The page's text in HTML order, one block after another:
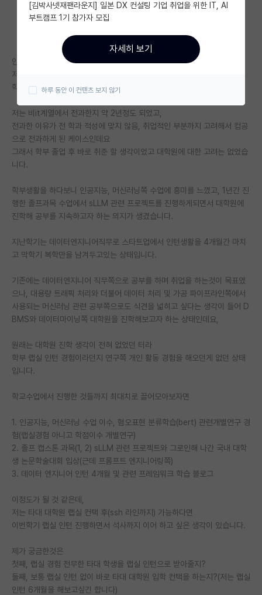
미국 유학 게시판
미국 대학원 합격 후기 게시판
대학원생 모집 게시판
연구실(PI) 홍보 게시판
석박사 채용 정보 게시판
임용 정보 게시판
취업 게시판
임용 후기 게시판
PI 전용 게시판
특수/전문대학원 게시판
반도체/AI 게시판
장학금/장학생 게시판
학술 정보 게시판
유학교육
이벤트
반도체 아카데미
재팬라운지 🌸
안녕하세요,
저는 현재 4-1 마치고 4-2 등록을 앞둔 컴퓨터공학과 학부생입니다.
학부는 건동홍중 하나이고 학점은 약 4.1정도입니다.
저는 비it계열에서 전과한지 약 2년정도 되었고,
전과한 이유가 전 학과 적성에 맞지 않음, 취업적인 부분까지 고려해서 컴공
으로 전과하게 된 케이스인데요
그래서 학부 졸업 후 바로 취준 할 생각이었고 대학원에 대한 고려는 없었습
니다.
학부생활을 하다보니 인공지능, 머신러닝쪽 수업에 흥미를 느꼈고, 1년간 진
행한 졸프과목 수업에서 sLLM 관련 프로젝트를 진행하게되면서 대학원에
진학해 공부를 지속하고자 하는 의지가 생겼습니다.
지난학기는 데이터엔지니어직무로 스타트업에서 인턴생활을 4개월간 마치
고 막학기 복학만을 남겨두고있는 상태입니다.
기존에는 데이터엔지니어 직무쪽으로 공부를 하며 취업을 하는것이 목표였
으나, 대용량 트래픽 처리와 더불어 데이터 처리 및 가공 파이프라인쪽에서
사용되는 머신러닝 관련 공부쪽으로도 식견을 넓히고 싶다는 생각이 들어 D
BMS와 데이터마이닝쪽 대학원을 진학해보고자 하는 상태인데요,
원래는 대학원 진학 생각이 전혀 없었던 터라
학부 랩실 인턴 경험이라던지 연구쪽 개인 활동 경험을 해오던게 없던 상태
입니다.
학교수업에서 진행한 것들까지 최대치로 끌어모아보자면
1. 인공지능, 머신러닝 수업 이수, 혐오표현 분류학습(bert) 관련개별연구 경
험(랩실경험 아니고 학점이수 개별연구)
2. 졸프 캡스톤 과목(1, 2) sLLM 관련 프로젝트와 그로인해 나간 국내 대학
생 논문학술대회 입상(근데 프롬프트 엔지니어링쪽)
3. 데이터 엔지니어 인턴 4개월 및 관련 프레임워크 학습 블로그
이정도가 될 것 같은데,
저는 타대 대학원 랩실 컨택 후(ssh 라인까지) 가능하다면
이번학기 랩실 인턴 진행하면서 석사까지 이어 하고 싶은 생각이 있습니다.
제가 궁금한것은
첫째, 랩실 경험 전무한 타대 학생을 랩실 인턴으로 받아줄지?
둘째, 보통 랩실 인턴 없이 바로 타대 대학원 입학 컨택을 하는지?(저는 랩실
인턴 6개월을 해보고싶긴 합니다)
[김박사넷재팬라운지] 일본 DX 컨설팅 기업 취업을 위한 IT, AI
부트캠프 1기 참가자 모집
자세히 보기
하루 동안 이 컨텐츠 보지 않기